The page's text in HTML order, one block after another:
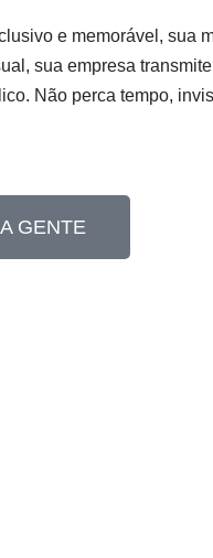
e memorável, sua
sua empresa
Não perca tempo,
GENTE